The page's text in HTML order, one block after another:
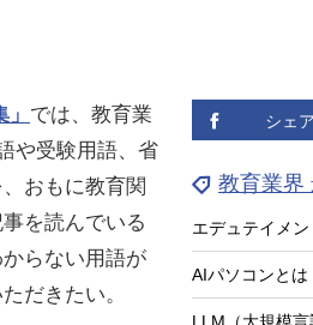
シェア
教育業界
エデュテイメン
AIパソコンとは
では、教育業
や受験用語、省
おもに教育関
を読んでいる
らない用語が
だきたい。